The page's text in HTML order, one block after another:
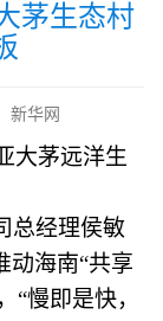
茅生态村
新华网
大茅远洋生
总经理侯敏
动海南“共享
“慢即是快，